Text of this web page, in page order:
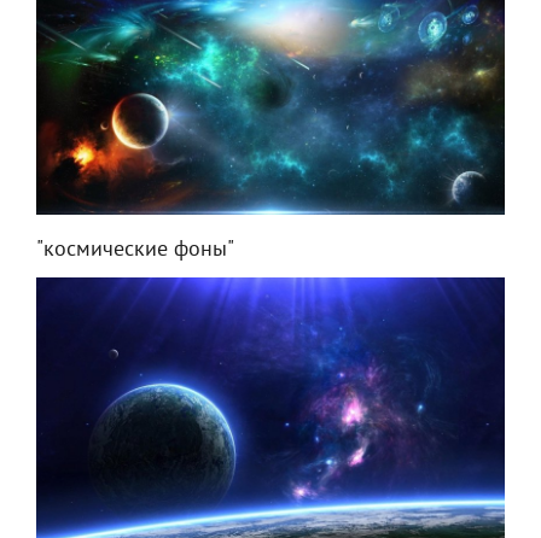
"космические фоны"